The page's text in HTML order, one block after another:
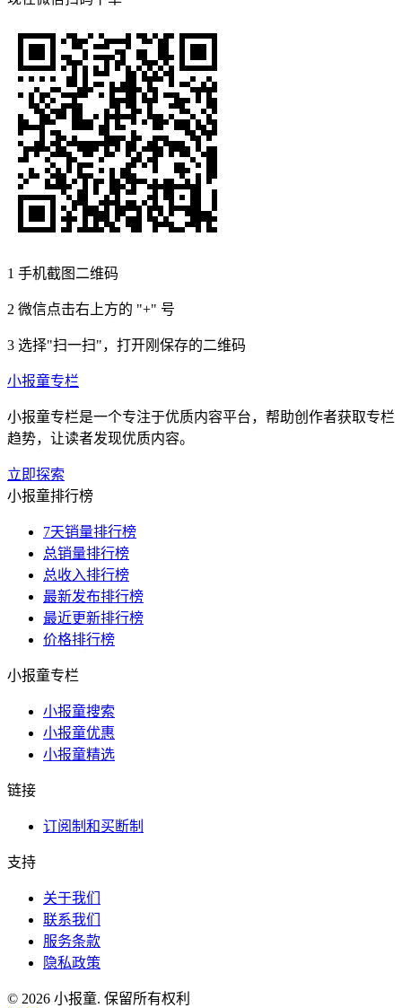
1 手机截图二维码
2 微信点击右上方的 "+" 号
3 选择"扫一扫"，打开刚保存的二维码
小报童专栏
小报童专栏是一个专注于优质内容平台，帮助创作者获取专栏
趋势，让读者发现优质内容。
立即探索
小报童排行榜
7天销量排行榜
总销量排行榜
总收入排行榜
最新发布排行榜
最近更新排行榜
价格排行榜
小报童专栏
小报童搜索
小报童优惠
小报童精选
链接
订阅制和买断制
支持
关于我们
联系我们
服务条款
隐私政策
© 2026 小报童. 保留所有权利